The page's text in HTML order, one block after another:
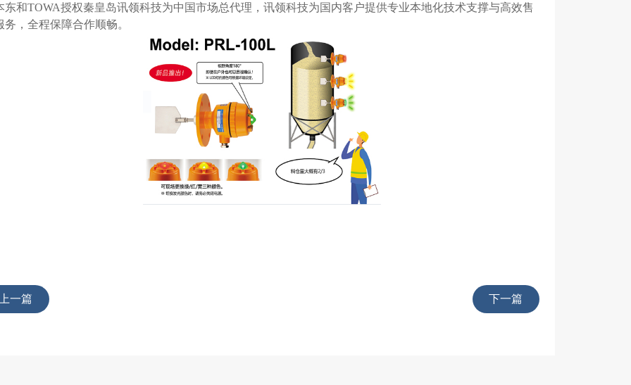
东和TOWA授权秦皇岛讯领科技为中国市场总代理，讯领科技为国内客户提供专业本地化技术支撑与高效售
务，全程保障合作顺畅。
一篇 下一篇